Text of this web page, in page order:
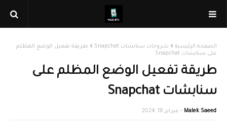
الصفحة الرئيسية شروحات سنابشات Snapchat
طريقة تفعيل الوضع المظلم
على سنابشات Snapchat
طريقة تفعيل الوضع المظلم على
سنابشات Snapchat
Malek Saeed فبراير 18, 2024